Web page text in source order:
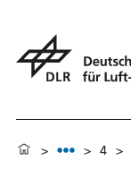
> > 4 >